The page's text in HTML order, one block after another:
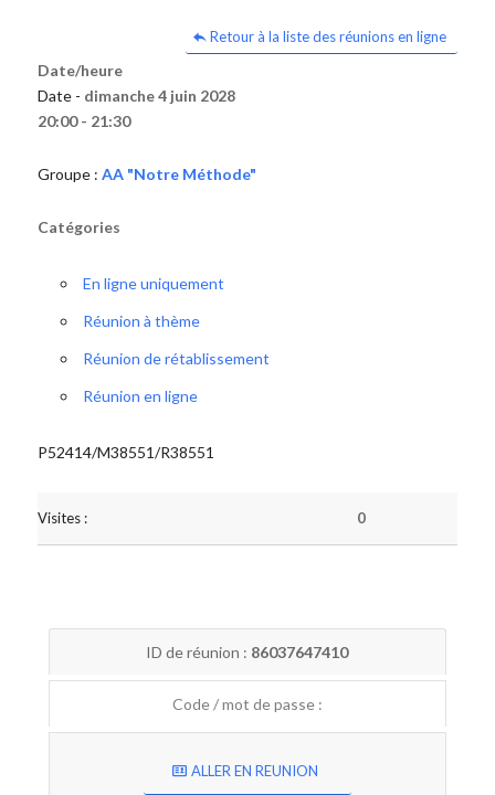
Retour à la liste des réunions en ligne
Date/heure
Date - dimanche 4 juin 2028
20:00 - 21:30
Groupe : AA "Notre Méthode"
Catégories
En ligne uniquement
Réunion à thème
Réunion de rétablissement
Réunion en ligne
P52414/M38551/R38551
Visites : 0
ID de réunion : 86037647410
Code / mot de passe :
ALLER EN REUNION